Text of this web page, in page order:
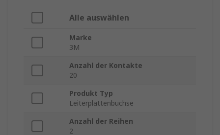
Alle auswählen
Marke
3M
Anzahl der Kontakte
20
Produkt Typ
Leiterplattenbuchse
Anzahl der Reihen
2